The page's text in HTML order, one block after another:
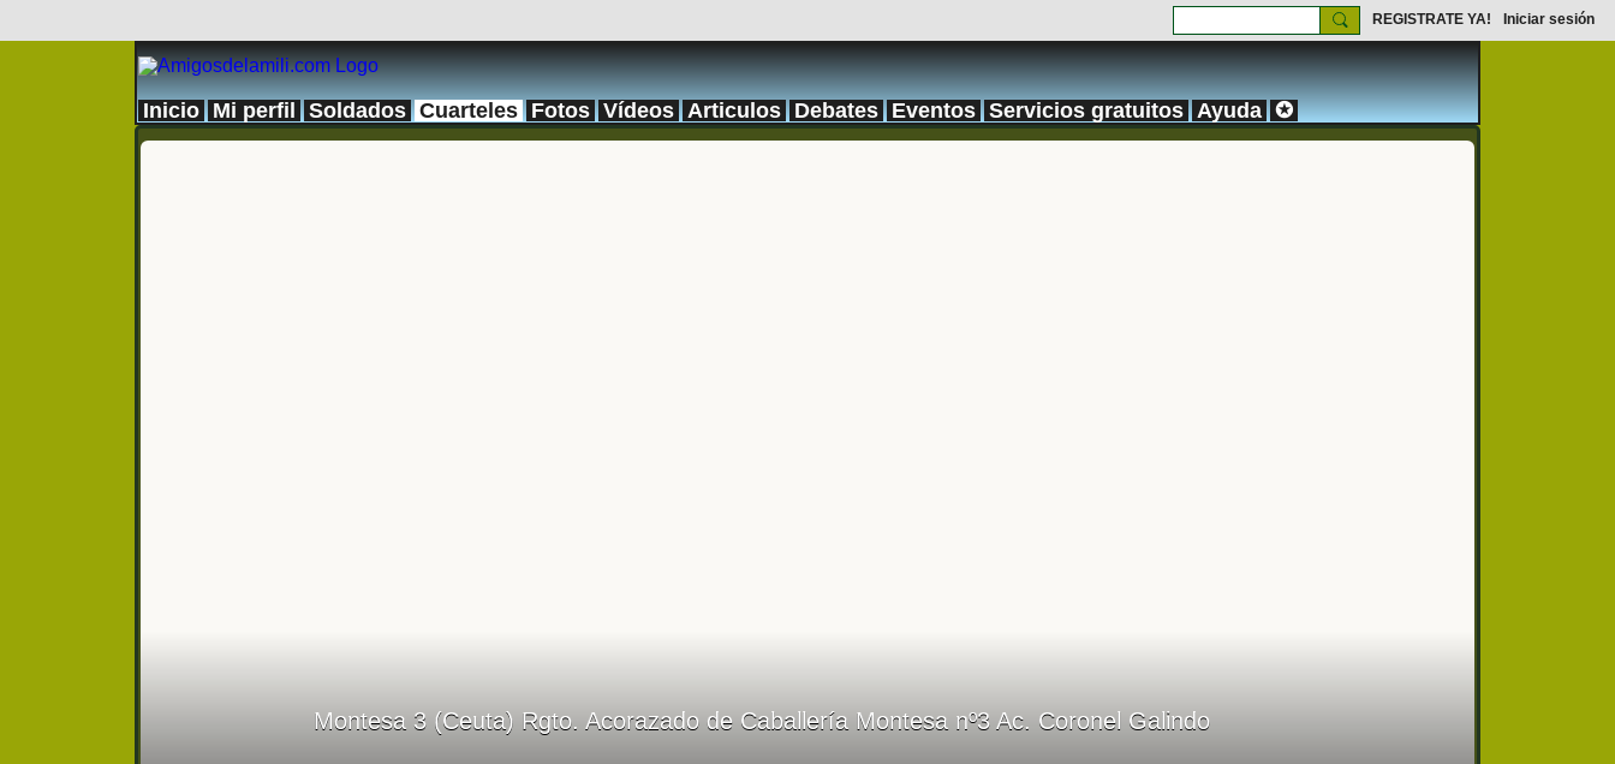
REGISTRATE YA! Iniciar sesión
Inicio Mi perfil Soldados Cuarteles Fotos Vídeos Articulos Debates Eventos Servicios gratuitos Ayuda ✪
Montesa 3 (Ceuta) Rgto. Acorazado de Caballería Montesa nº3 Ac. Coronel Galindo